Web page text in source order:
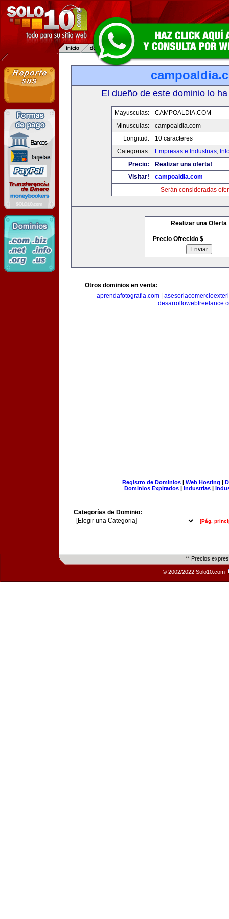
El dueño de este dominio lo
Mayusculas:
CAMPOALDIA.COM
Minusculas:
campoaldia.com
Longitud:
10 caracteres
Categorias:
Empresas e Industrias,
Precio:
Realizar una oferta!
Visitar!
campoaldia.com
Serán consideradas
Realizar una Oferta
Precio Ofrecido $
Otros dominios en venta:
aprendafotografia.com
Registro de Dominios| Web Hosting |
Dominios Expirados | Industrias |
Categorías de Dominio:
[Pág.
** Precios
© 2002/2022 Solo10.com